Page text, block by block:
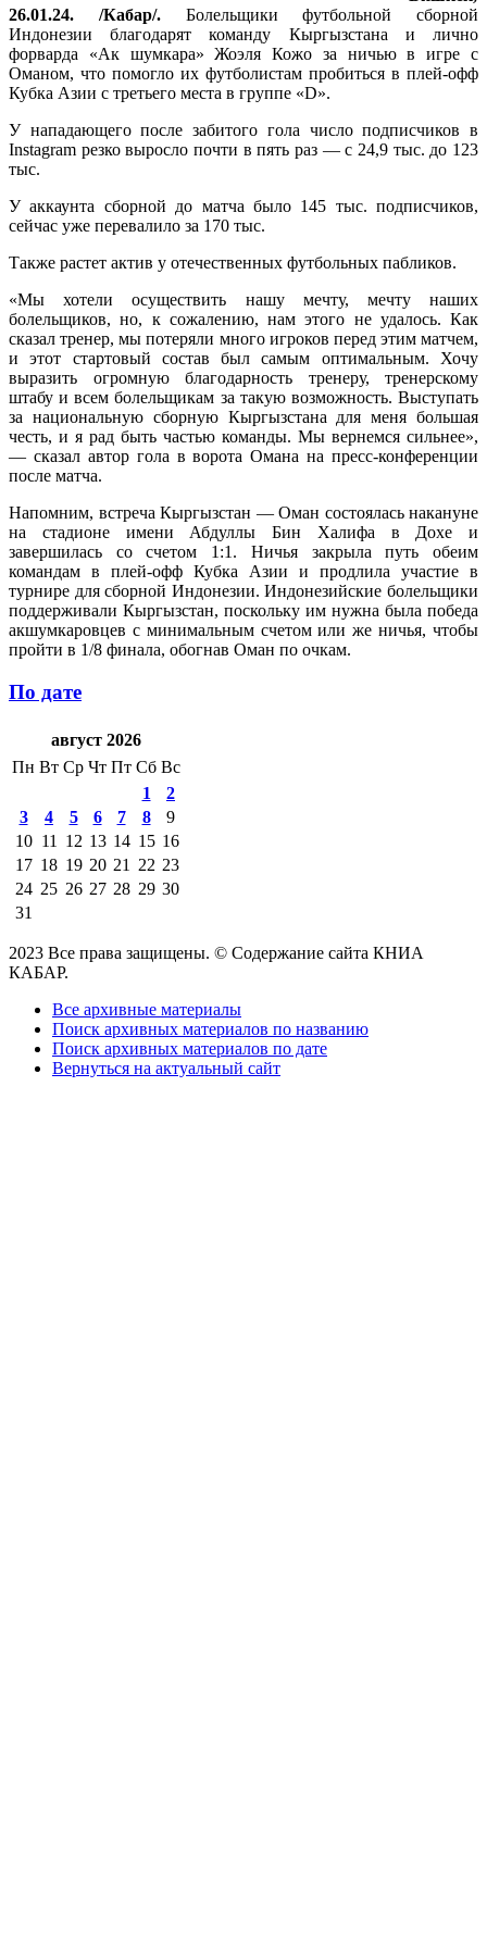
26.01.24. /Кабар/. Болельщики футбольной сборной
Индонезии благодарят команду Кыргызстана и лично
форварда «Ак шумкара» Жоэля Кожо за ничью в игре с
Оманом, что помогло их футболистам пробиться в плей-офф
Кубка Азии с третьего места в группе «D».
У нападающего после забитого гола число подписчиков в
Instagram резко выросло почти в пять раз — с 24,9 тыс. до 123
тыс.
У аккаунта сборной до матча было 145 тыс. подписчиков,
сейчас уже перевалило за 170 тыс.
Также растет актив у отечественных футбольных пабликов.
«Мы хотели осуществить нашу мечту, мечту наших
болельщиков, но, к сожалению, нам этого не удалось. Как
сказал тренер, мы потеряли много игроков перед этим матчем,
и этот стартовый состав был самым оптимальным. Хочу
выразить огромную благодарность тренеру, тренерскому
штабу и всем болельщикам за такую возможность. Выступать
за национальную сборную Кыргызстана для меня большая
честь, и я рад быть частью команды. Мы вернемся сильнее»,
— сказал автор гола в ворота Омана на пресс-конференции
после матча.
Напомним, встреча Кыргызстан — Оман состоялась накануне
на стадионе имени Абдуллы Бин Халифа в Дохе и
завершилась со счетом 1:1. Ничья закрыла путь обеим
командам в плей-офф Кубка Азии и продлила участие в
турнире для сборной Индонезии. Индонезийские болельщики
поддерживали Кыргызстан, поскольку им нужна была победа
акшумкаровцев с минимальным счетом или же ничья, чтобы
пройти в 1/8 финала, обогнав Оман по очкам.
По дате
август 2026
Пн Вт Ср Чт Пт Сб Вс
1
2
3
4 5 6 7 8
9
10 11 12 13 14 15 16
17 18 19 20 21 22 23
24 25 26 27 28 29 30
31
2023 Все права защищены. © Содержание сайта КНИА
КАБАР.
Все архивные материалы
Поиск архивных материалов по названию
Поиск архивных материалов по дате
Вернуться на актуальный сайт